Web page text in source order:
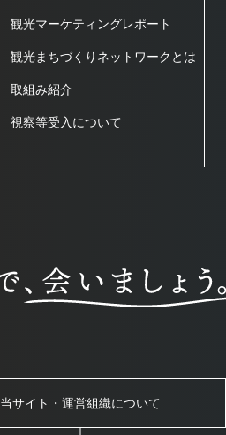
観光マーケティングレポート
観光まちづくりネットワークとは
取組み紹介
視察等受入について
当サイト・運営組織について